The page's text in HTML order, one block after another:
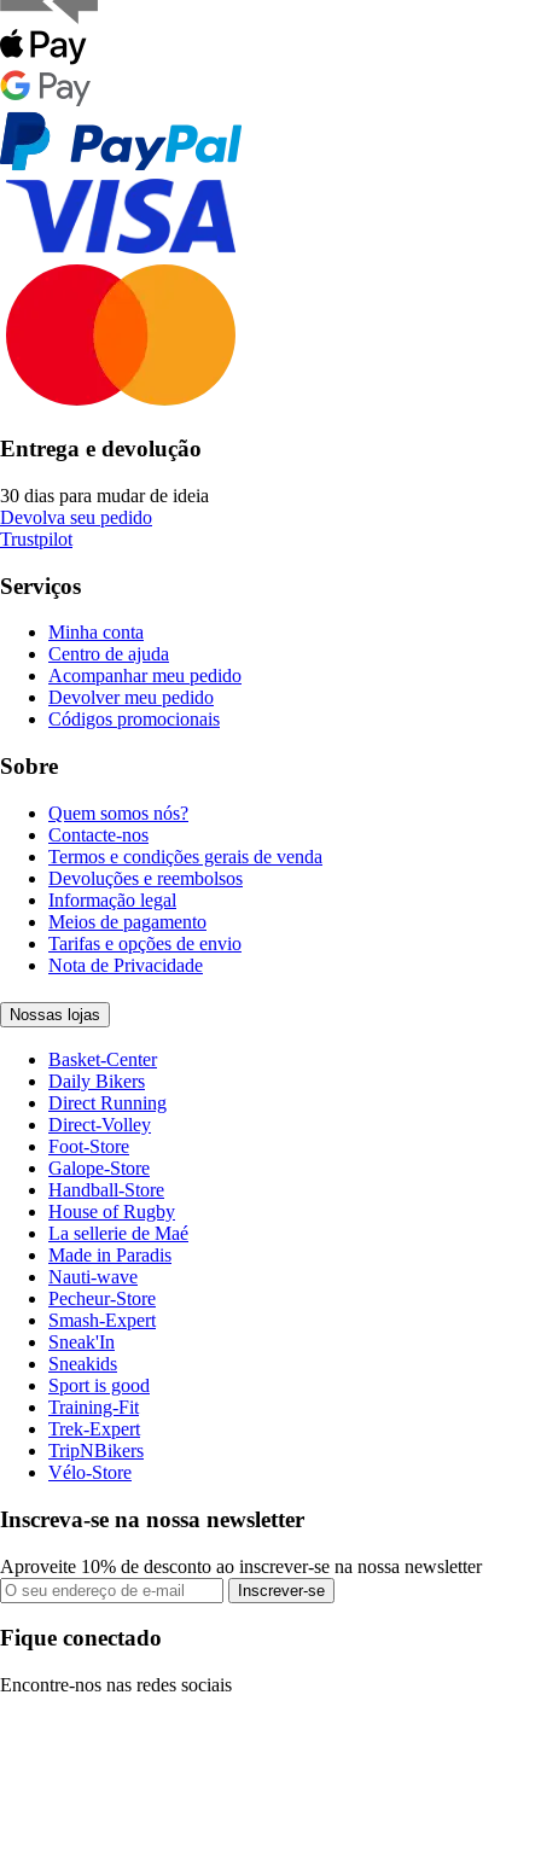
Entrega e devolução
30 dias para mudar de ideia
Devolva seu pedido
Trustpilot
Serviços
Minha conta
Centro de ajuda
Acompanhar meu pedido
Devolver meu pedido
Códigos promocionais
Sobre
Quem somos nós?
Contacte-nos
Termos e condições gerais de venda
Devoluções e reembolsos
Informação legal
Meios de pagamento
Tarifas e opções de envio
Nota de Privacidade
Nossas lojas
Basket-Center
Daily Bikers
Direct Running
Direct-Volley
Foot-Store
Galope-Store
Handball-Store
House of Rugby
La sellerie de Maé
Made in Paradis
Nauti-wave
Pecheur-Store
Smash-Expert
Sneak'In
Sneakids
Sport is good
Training-Fit
Trek-Expert
TripNBikers
Vélo-Store
Inscreva-se na nossa newsletter
Aproveite 10% de desconto ao inscrever-se na nossa newsletter
Inscrever-se
Fique conectado
Encontre-nos nas redes sociais